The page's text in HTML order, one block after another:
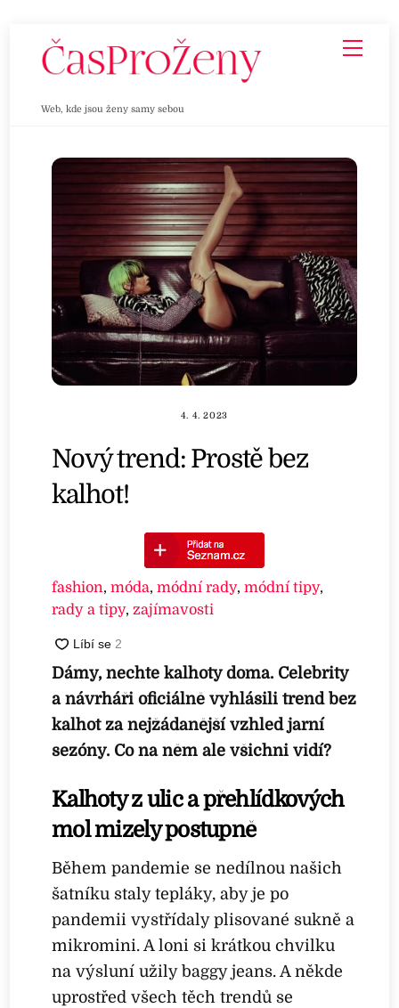
Web, kde jsou ženy samy sebou
4. 4. 2023
Nový trend: Prostě bez
kalhot!
fashion,móda,módní rady,módní tipy,
rady a tipy, zajímavosti
Dámy, nechte kalhoty doma. Celebrity
a návrháři oficiálně vyhlásili trend bez
kalhot za nejžádanější vzhled jarní
sezóny. Co na něm ale všichni vidí?
Kalhoty z ulic a přehlídkových
mol mizely postupně
Během pandemie se nedílnou našich
šatníku staly tepláky, aby je po
pandemii vystřídaly plisované sukně a
mikromini. A loni si krátkou chvilku
na výsluní užily baggy jeans. A někde
uprostřed všech těch trendů se